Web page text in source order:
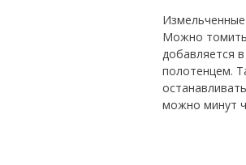
Можно томить
добавляется
полотенцем.
можно минут